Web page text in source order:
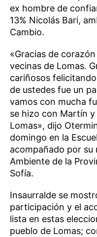
ex hombre de
13% Nicolás Bari,
Cambio.
«Gracias de
vecinas de Lomas.
cariñosos
de ustedes fue un
vamos con mucha
se hizo con Martín
Lomas», dijo
domingo en la
acompañado por su
Ambiente de la
Sofía.
Insaurralde se
participación y el
lista en estas
pueblo de Lomas;